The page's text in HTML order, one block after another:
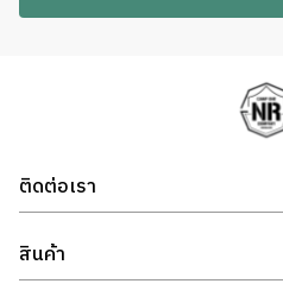
ติดต่อเรา
สินค้า